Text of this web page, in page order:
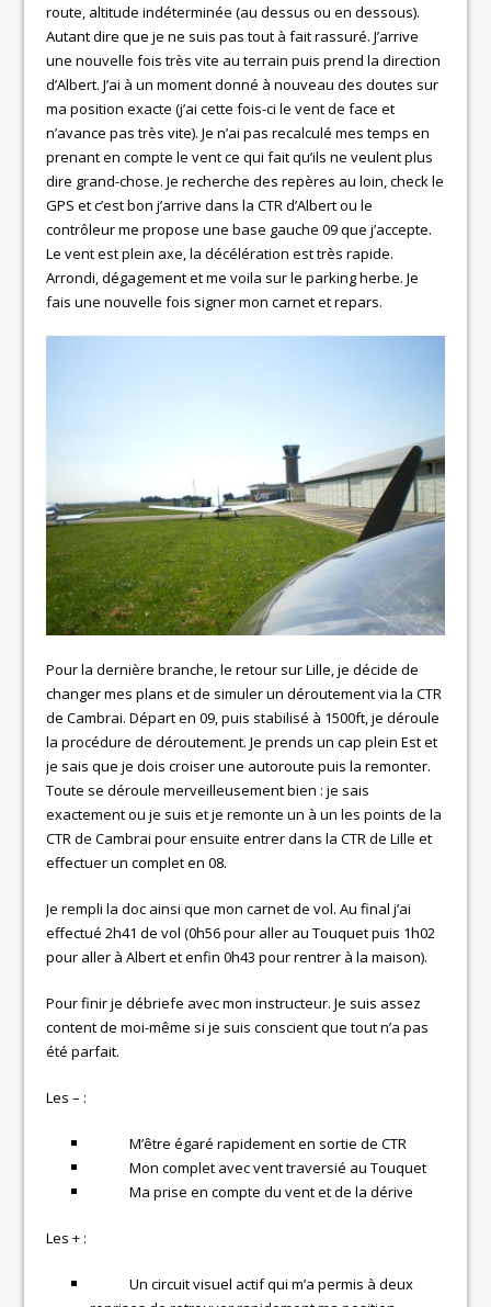
route, altitude indéterminée (au dessus ou en dessous).
Autant dire que je ne suis pas tout à fait rassuré. J’arrive
une nouvelle fois très vite au terrain puis prend la direction
d’Albert. J’ai à un moment donné à nouveau des doutes sur
ma position exacte (j’ai cette fois-ci le vent de face et
n’avance pas très vite). Je n’ai pas recalculé mes temps en
prenant en compte le vent ce qui fait qu’ils ne veulent plus
dire grand-chose. Je recherche des repères au loin, check le
GPS et c’est bon j’arrive dans la CTR d’Albert ou le
contrôleur me propose une base gauche 09 que j’accepte.
Le vent est plein axe, la décélération est très rapide.
Arrondi, dégagement et me voila sur le parking herbe. Je
fais une nouvelle fois signer mon carnet et repars.
Pour la dernière branche, le retour sur Lille, je décide de
changer mes plans et de simuler un déroutement via la CTR
de Cambrai. Départ en 09, puis stabilisé à 1500ft, je déroule
la procédure de déroutement. Je prends un cap plein Est et
je sais que je dois croiser une autoroute puis la remonter.
Toute se déroule merveilleusement bien : je sais
exactement ou je suis et je remonte un à un les points de la
CTR de Cambrai pour ensuite entrer dans la CTR de Lille et
effectuer un complet en 08.
Je rempli la doc ainsi que mon carnet de vol. Au final j’ai
effectué 2h41 de vol (0h56 pour aller au Touquet puis 1h02
pour aller à Albert et enfin 0h43 pour rentrer à la maison).
Pour finir je débriefe avec mon instructeur. Je suis assez
content de moi-même si je suis conscient que tout n’a pas
été parfait.
Les – :
M’être égaré rapidement en sortie de CTR
Mon complet avec vent traversié au Touquet
Ma prise en compte du vent et de la dérive
Les + :
Un circuit visuel actif qui m’a permis à deux